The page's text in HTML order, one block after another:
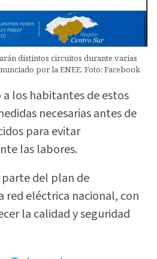
distintos circuitos durante varias
por la ENEE. Foto: Facebook
a los habitantes de estos
necesarias antes de
para evitar
las labores.
del plan de
red eléctrica nacional, con
la calidad y seguridad